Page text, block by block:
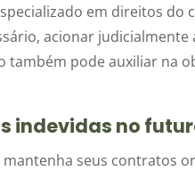
em direitos
acionar
também pode auxiliar na
indevidas no
seus contratos